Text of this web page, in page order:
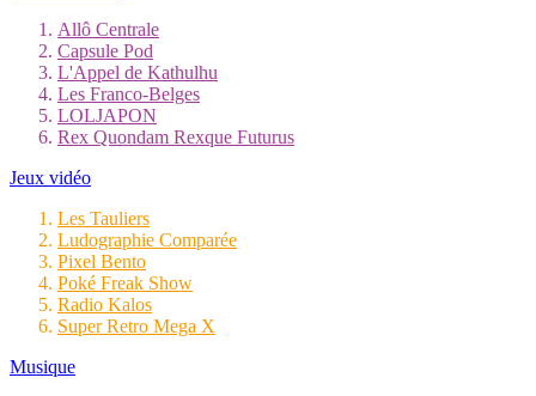
Allô Centrale
Capsule Pod
L'Appel de Kathulhu
Les Franco-Belges
LOLJAPON
Rex Quondam Rexque Futurus
Jeux vidéo
Les Tauliers
Ludographie Comparée
Pixel Bento
Poké Freak Show
Radio Kalos
Super Retro Mega X
Musique